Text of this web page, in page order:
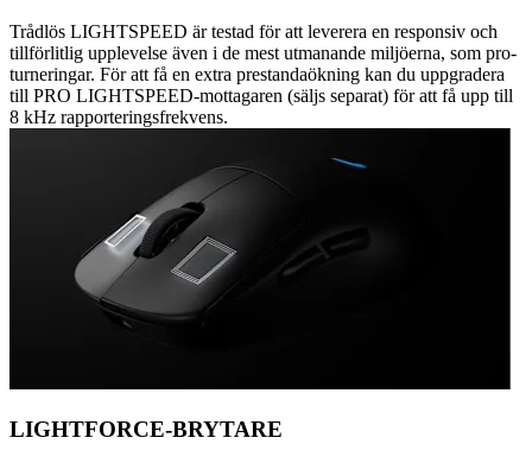
Trådlös LIGHTSPEED är testad för att leverera en responsiv och
tillförlitlig upplevelse även i de mest utmanande miljöerna, som pro-
turneringar. För att få en extra prestandaökning kan du uppgradera
till PRO LIGHTSPEED-mottagaren (säljs separat) för att få upp till
8 kHz rapporteringsfrekvens.
LIGHTFORCE-BRYTARE